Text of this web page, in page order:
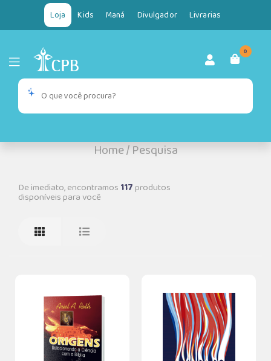
Loja Kids Maná Divulgador Livrarias
0
Home/Pesquisa
De imediato, encontramos 117produtos
disponíveis para você